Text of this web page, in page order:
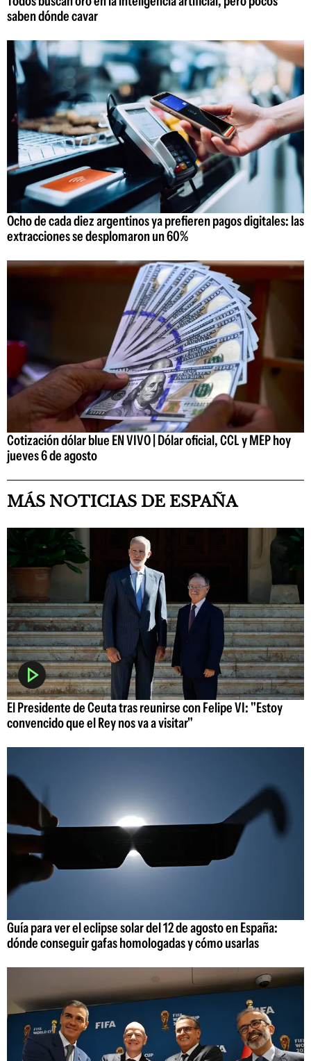
saben dónde cavar
Ocho de cada diez argentinos ya prefieren pagos digitales: las
extracciones se desplomaron un 60%
Cotización dólar blue EN VIVO | Dólar oficial, CCL y MEP hoy
jueves 6 de agosto
MÁS NOTICIAS DE ESPAÑA
El Presidente de Ceuta tras reunirse con Felipe VI: "Estoy
convencido que el Rey nos va a visitar"
Guía para ver el eclipse solar del 12 de agosto en España:
dónde conseguir gafas homologadas y cómo usarlas